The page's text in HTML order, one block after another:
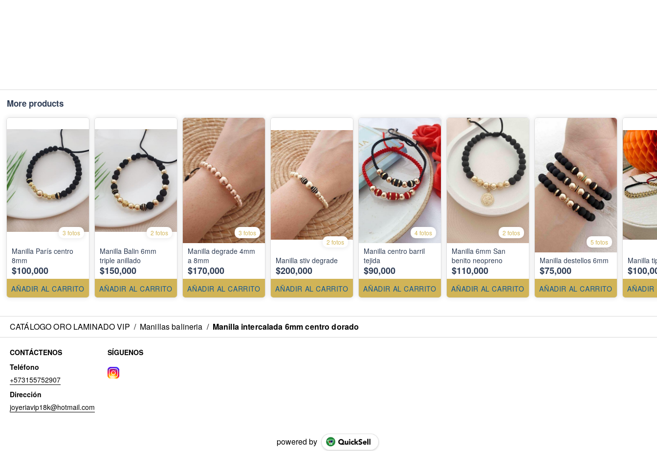
More products
3 fotos
Manilla París centro
8mm
$100,000
AÑADIR AL CARRITO
2 fotos
Manilla Balin 6mm
triple anillado
$150,000
AÑADIR AL CARRITO
3 fotos
Manilla degrade 4mm
a 8mm
$170,000
AÑADIR AL CARRITO
2 fotos
Manilla stiv degrade
$200,000
AÑADIR AL CARRITO
4 fotos
Manilla centro barril
tejida
$90,000
AÑADIR AL CARRITO
2 fotos
Manilla 6mm San
benito neopreno
$110,000
AÑADIR AL CARRITO
5 fotos
Manilla destellos 6mm
$75,000
AÑADIR AL CARRITO
Manilla
AÑADIR
CATÁLOGO ORO LAMINADO VIP / Manillas balineria / Manilla intercalada 6mm centro dorado
CONTÁCTENOS
Teléfono
+573155752907
Dirección
joyeriavip18k@hotmail.com
SÍGUENOS
powered by